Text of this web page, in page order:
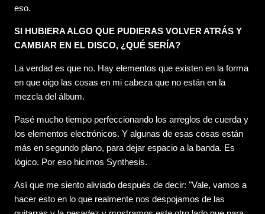
eso.
SI HUBIERA ALGO QUE PUDIERAS VOLVER ATRÁS Y
CAMBIAR EN EL DISCO, ¿QUÉ SERÍA?
La verdad es que no. Hay elementos que existen en la forma
en que oigo las cosas en mi cabeza que no están en la
mezcla del álbum.
Pasé mucho tiempo perfeccionando los arreglos de cuerda y
los elementos electrónicos. Y algunas de esas cosas están
más en segundo plano, para dejar espacio a la banda. Es
lógico. Por eso hicimos Synthesis.
Así que me siento aliviado después de decir: "Vale, vamos a
hacer esto en lo que realmente nos despojamos de las